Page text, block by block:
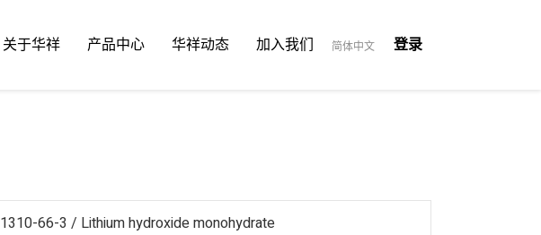
关于华祥 产品中心 华祥动态 加入我们 简体中文 登录
1310-66-3 / Lithium hydroxide monohydrate